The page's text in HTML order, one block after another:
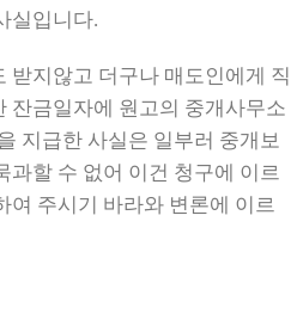
실입니다.
받지않고 더구나 매도인에게 직
잔금일자에 원고의 중개사무소
지급한 사실은 일부러 중개보
과할 수 없어 이건 청구에 이르
여 주시기 바라와 변론에 이르